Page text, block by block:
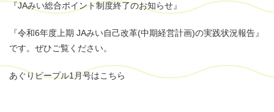
『JAみい総合ポイント制度終了のお知らせ』
『令和6年度上期 JAみい自己改革(中期経営計画)の実践状況報告』
です。ぜひご覧ください。
あぐりピープル1月号はこちら